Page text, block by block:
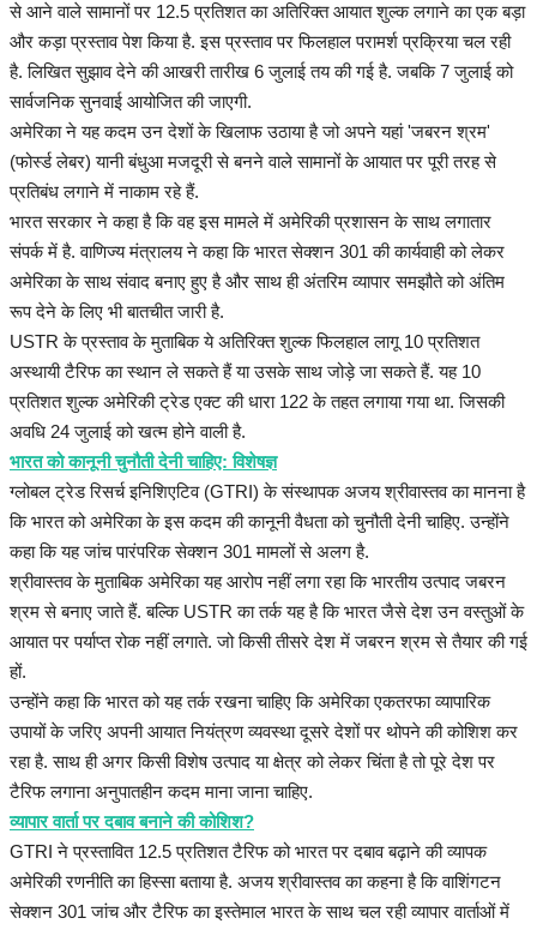
Language
English hindi
से आने वाले सामानों पर 12.5 प्रतिशत का अतिरिक्त आयात शुल्क लगाने का एक बड़ा
और कड़ा प्रस्ताव पेश किया है. इस प्रस्ताव पर फिलहाल परामर्श प्रक्रिया चल रही
है. लिखित सुझाव देने की आखरी तारीख 6 जुलाई तय की गई है. जबकि 7 जुलाई को
सार्वजनिक सुनवाई आयोजित की जाएगी.
अमेरिका ने यह कदम उन देशों के खिलाफ उठाया है जो अपने यहां 'जबरन श्रम'
(फोर्स्ड लेबर) यानी बंधुआ मजदूरी से बनने वाले सामानों के आयात पर पूरी तरह से
प्रतिबंध लगाने में नाकाम रहे हैं.
भारत सरकार ने कहा है कि वह इस मामले में अमेरिकी प्रशासन के साथ लगातार
संपर्क में है. वाणिज्य मंत्रालय ने कहा कि भारत सेक्शन 301 की कार्यवाही को लेकर
अमेरिका के साथ संवाद बनाए हुए है और साथ ही अंतरिम व्यापार समझौते को अंतिम
रूप देने के लिए भी बातचीत जारी है.
USTR के प्रस्ताव के मुताबिक ये अतिरिक्त शुल्क फिलहाल लागू 10 प्रतिशत
अस्थायी टैरिफ का स्थान ले सकते हैं या उसके साथ जोड़े जा सकते हैं. यह 10
प्रतिशत शुल्क अमेरिकी ट्रेड एक्ट की धारा 122 के तहत लगाया गया था. जिसकी
अवधि 24 जुलाई को खत्म होने वाली है.
भारत को कानूनी चुनौती देनी चाहिए: विशेषज्ञ
ग्लोबल ट्रेड रिसर्च इनिशिएटिव (GTRI) के संस्थापक अजय श्रीवास्तव का मानना है
कि भारत को अमेरिका के इस कदम की कानूनी वैधता को चुनौती देनी चाहिए. उन्होंने
कहा कि यह जांच पारंपरिक सेक्शन 301 मामलों से अलग है.
श्रीवास्तव के मुताबिक अमेरिका यह आरोप नहीं लगा रहा कि भारतीय उत्पाद जबरन
श्रम से बनाए जाते हैं. बल्कि USTR का तर्क यह है कि भारत जैसे देश उन वस्तुओं के
आयात पर पर्याप्त रोक नहीं लगाते. जो किसी तीसरे देश में जबरन श्रम से तैयार की गई
हों.
उन्होंने कहा कि भारत को यह तर्क रखना चाहिए कि अमेरिका एकतरफा व्यापारिक
उपायों के जरिए अपनी आयात नियंत्रण व्यवस्था दूसरे देशों पर थोपने की कोशिश कर
रहा है. साथ ही अगर किसी विशेष उत्पाद या क्षेत्र को लेकर चिंता है तो पूरे देश पर
टैरिफ लगाना अनुपातहीन कदम माना जाना चाहिए.
व्यापार वार्ता पर दबाव बनाने की कोशिश?
GTRI ने प्रस्तावित 12.5 प्रतिशत टैरिफ को भारत पर दबाव बढ़ाने की व्यापक
अमेरिकी रणनीति का हिस्सा बताया है. अजय श्रीवास्तव का कहना है कि वाशिंगटन
सेक्शन 301 जांच और टैरिफ का इस्तेमाल भारत के साथ चल रही व्यापार वार्ताओं में